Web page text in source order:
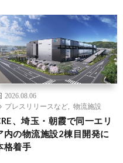
2026.08.06
プレスリリースなど
物流施設
、埼玉・朝霞で同一エリ
内の物流施設2棟目開発に
格着手